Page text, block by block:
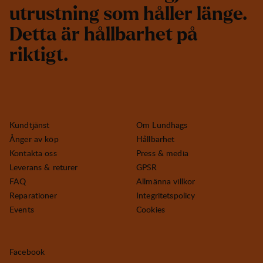
utrustning som håller länge.
Detta är hållbarhet på
riktigt.
Kundtjänst
Ånger av köp
Kontakta oss
Leverans & returer
FAQ
Reparationer
Events
Om Lundhags
Hållbarhet
Press & media
GPSR
Allmänna villkor
Integritetspolicy
Cookies
Facebook